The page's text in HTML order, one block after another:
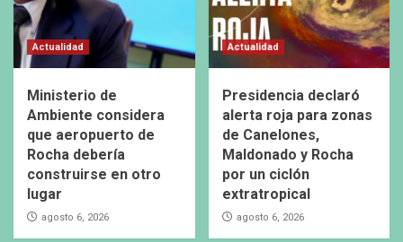
Actualidad
Ministerio de
Ambiente considera
que aeropuerto de
Rocha debería
construirse en otro
lugar
agosto 6, 2026
Actualidad
Presidencia declaró
alerta roja para zonas
de Canelones,
Maldonado y Rocha
por un ciclón
extratropical
agosto 6, 2026